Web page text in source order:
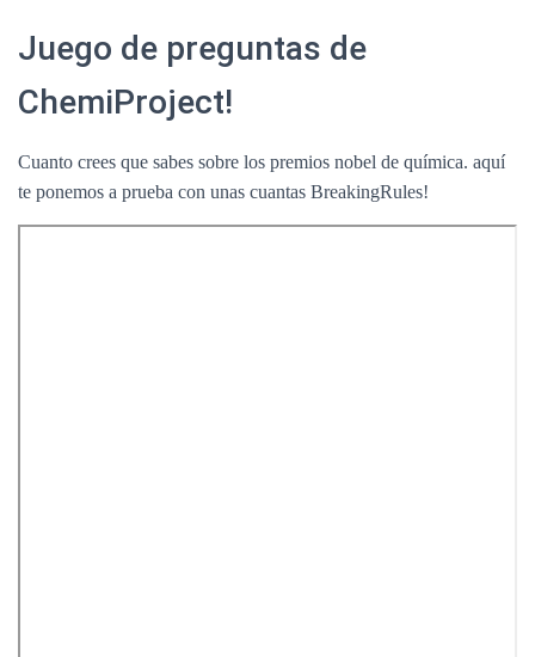
Juego de preguntas de
ChemiProject!
Cuanto crees que sabes sobre los premios nobel de química. aquí
te ponemos a prueba con unas cuantas BreakingRules!